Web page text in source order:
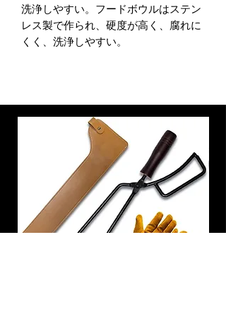
洗浄しやすい。フードボウルはステン
レス製で作られ、硬度が高く、腐れに
くく、洗浄しやすい。